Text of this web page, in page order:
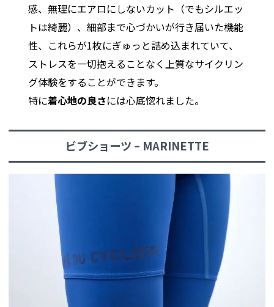
感、無理にエアロにしないカット（でもシルエッ
トは綺麗）、細部まで心づかいが行き届いた機能
性、これらが1枚にぎゅっと詰め込まれていて、
ストレスを一切抱えることなく上質なサイクリン
グ体験をすることができます。
特に着心地の良さには心底惚れました。
ビブショーツ – MARINETTE